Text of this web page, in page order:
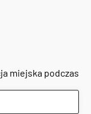
miejska podczas